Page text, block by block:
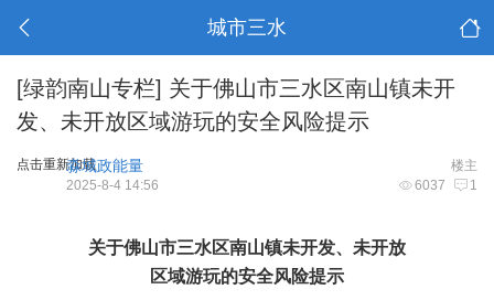
城市三水
[绿韵南山专栏] 关于佛山市三水区南山镇未开
发、未开放区域游玩的安全风险提示
点击重新加载 楼主
淼城政能量
6037 1
2025-8-4 14:56
关于佛山市三水区南山镇未开发、未开放
区域游玩的安全风险提示